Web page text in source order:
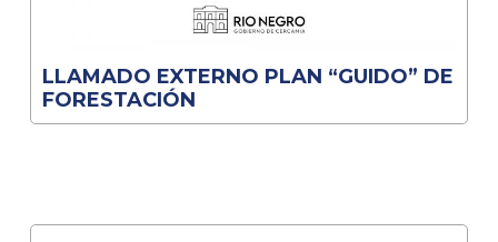
LLAMADO EXTERNO PLAN “GUIDO” DE
FORESTACIÓN